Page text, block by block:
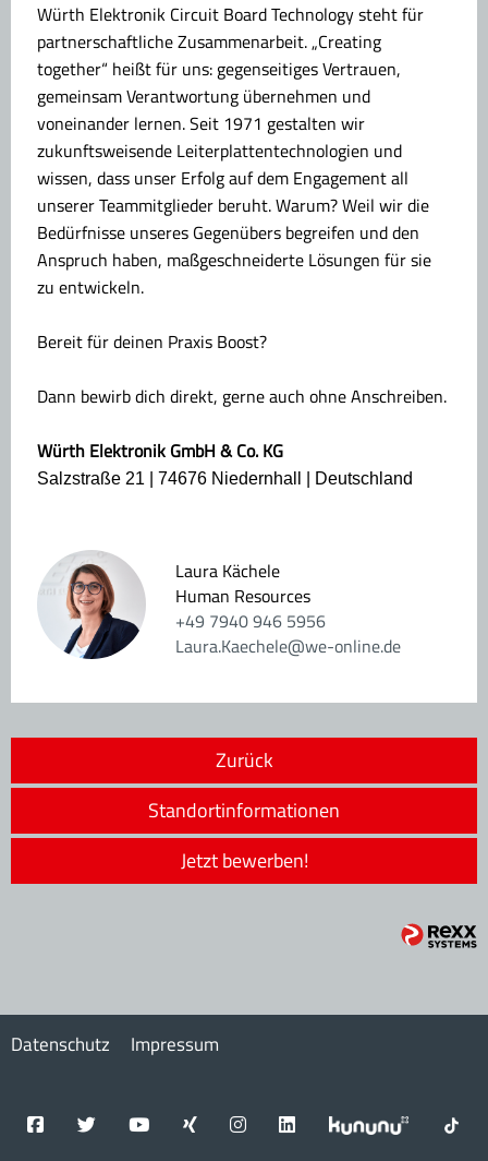
Würth Elektronik Circuit Board Technology steht für
partnerschaftliche Zusammenarbeit. „Creating
together“ heißt für uns: gegenseitiges Vertrauen,
gemeinsam Verantwortung übernehmen und
voneinander lernen. Seit 1971 gestalten wir
zukunftsweisende Leiterplattentechnologien und
wissen, dass unser Erfolg auf dem Engagement all
unserer Teammitglieder beruht. Warum? Weil wir die
Bedürfnisse unseres Gegenübers begreifen und den
Anspruch haben, maßgeschneiderte Lösungen für sie
zu entwickeln.
Bereit für deinen Praxis Boost?
Dann bewirb dich direkt, gerne auch ohne Anschreiben.
Würth Elektronik GmbH & Co. KG
Salzstraße 21 | 74676 Niedernhall | Deutschland
Laura Kächele
Human Resources
+49 7940 946 5956
Laura.Kaechele@we-online.de
Standortinformationen
Zurück
Jetzt bewerben!
Datenschutz Impressum